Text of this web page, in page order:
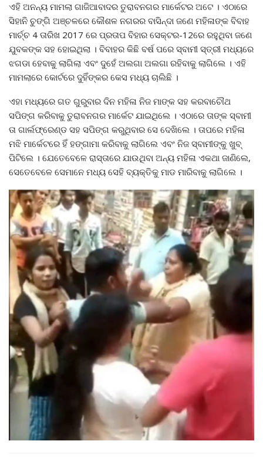
ଏହି ଅନନ୍ୟ ମାମଲା ଗାଜିଆବାଦର ତୁରାବନଗର ମାର୍କେଟର ଅଟେ । ଏଠାରେ
ସିହାନି ଚୁଙ୍ଗି ଅଞ୍ଚଳରେ କୌଶଳ ନଗରର ବାସିନ୍ଦା ଜଣେ ମହିଳାଙ୍କ ବିବାହ
ମାର୍ଚ୍ଚ 4 ତାରିଖ 2017 ରେ ପ୍ରତାପ ବିହାର ସେକ୍ଟର-12ରେ ରହୁଥିବା ଜଣେ
ଯୁବକଙ୍କ ସହ ହୋଇଥିଲା । ବିବାହର କିଛି ବର୍ଷ ପରେ ସ୍ବାମୀ ସ୍ତ୍ରୀ ମଧ୍ୟରେ
ଝଗଡା ହେବାକୁ ଲାଗିଲା ଏବଂ ଦୁହେଁ ଅଲଗା ଅଲଗା ରହିବାକୁ ଲାଗିଲେ । ଏହି
ମାମଲାରେ କୋର୍ଟରେ ଦୁହିଁଙ୍କର କେସ ମଧ୍ୟ ଚାଲିଛି ।
ଏହା ମଧ୍ୟରେ ଗତ ଗୁରୁବାର ଦିନ ମହିଳା ନିଜ ମାଙ୍କ ସହ କରବାଚୌଥ
ସପିଙ୍ଗ କରିବାକୁ ତୁରାବନଗର ମାର୍କେଟ ଯାଇଥିଲେ । ଏଠାରେ ତାଙ୍କ ସ୍ବାମୀ
ତା ଗାର୍ଲଫ୍ରେଣ୍ଡ ସହ ସପିଙ୍ଗ କରୁଥିବାର ସେ ଦେଖିଲେ । ତାପରେ ମହିଳା
ମଝି ମାର୍କେଟରେ ହିଁ ହଙ୍ଗାମା କରିବାକୁ ଲାଗିଲେ ଏବଂ ନିଜ ସ୍ବାମୀଙ୍କୁ ଖୁବ୍
ପିଟିଲେ । ଯେତେବେଳେ ରାସ୍ତାରେ ଯାଉଥିବା ଅନ୍ୟ ମହିଳା ଏକଥା ଜାଣିଲେ,
ସେତେବେଳେ ସେମାନେ ମଧ୍ୟ ସେହି ବ୍ୟକ୍ତିକୁ ମାଡ ମାରିବାକୁ ଲାଗିଲେ ।